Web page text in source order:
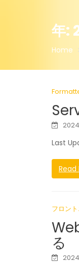
年:
Home
Last
Read
フロン
る